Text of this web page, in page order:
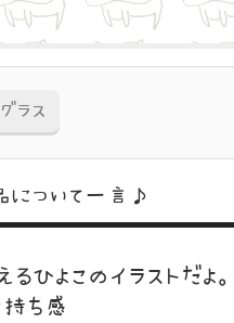
ラス
に ついて一言♪
ひよこのイラストだよ
持ち感